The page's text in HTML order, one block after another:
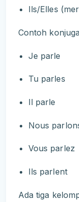
Ils/Elles
Contoh
Je parle
Tu parles
Il parle
Nous
Vous parlez
Ils parlent
Ada tiga